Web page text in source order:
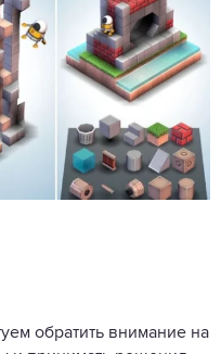
обратить внимание на